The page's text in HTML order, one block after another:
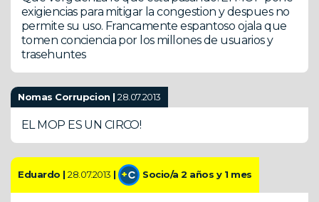
exigiencias para mitigar la congestion y despues no
permite su uso. Francamente espantoso ojala que
tomen conciencia por los millones de usuarios y
trasehuntes
Nomas Corrupcion |28.07.2013
EL MOP ES UN CIRCO!
Eduardo |28.07.2013 | Socio/a 2 años y 1 mes